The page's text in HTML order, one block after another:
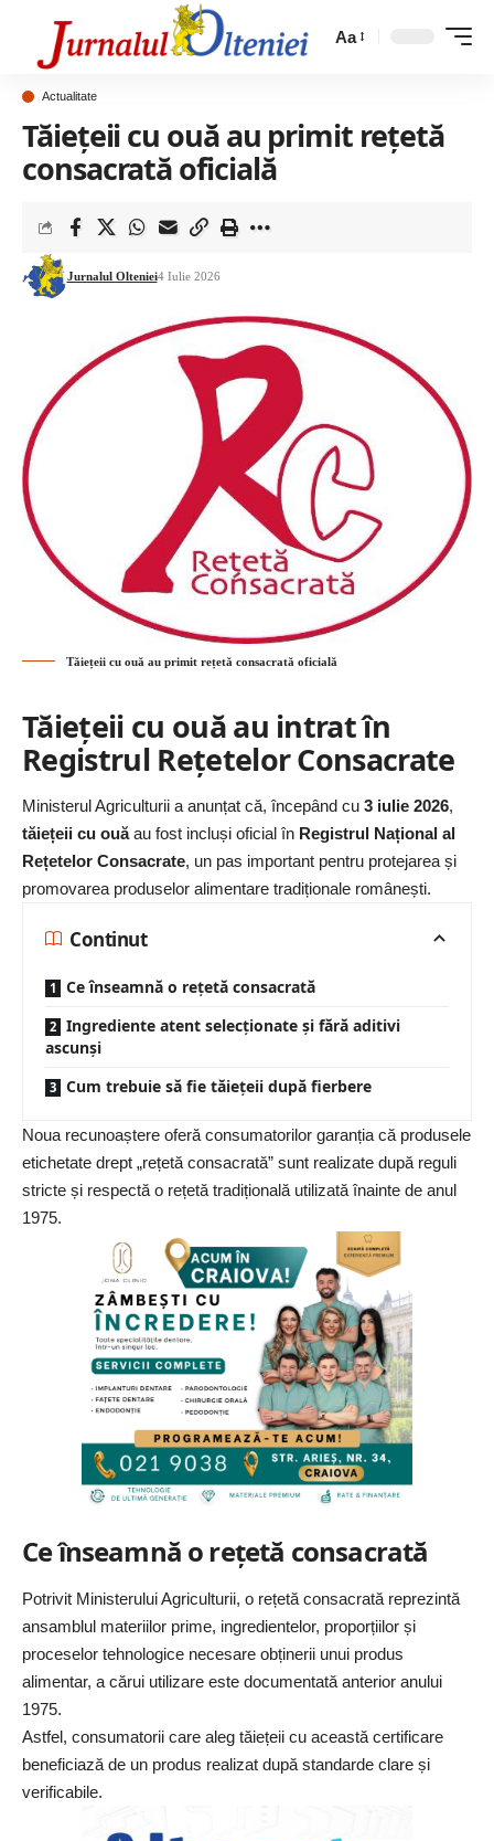
Aa
Actualitate
Tăiețeii cu ouă au primit rețetă
consacrată oficială
Jurnalul Olteniei4 Iulie 2026
Tăiețeii cu ouă au primit rețetă consacrată oficială
Tăiețeii cu ouă au intrat în
Registrul Rețetelor Consacrate
Ministerul Agriculturii a anunțat că, începând cu 3 iulie 2026,
tăiețeii cu ouăau fost incluși oficial în Registrul Național al
Rețetelor Consacrate, un pas important pentru protejarea și
promovarea produselor alimentare tradiționale românești.
Continut
Ce înseamnă o rețetă consacrată
Ingrediente atent selecționate și fără aditivi
ascunși
Cum trebuie să fie tăiețeii după fierbere
Noua recunoaștere oferă consumatorilor garanția că produsele
etichetate drept „rețetă consacrată” sunt realizate după reguli
stricte și respectă o rețetă tradițională utilizată înainte de anul
1975.
Ce înseamnă o rețetă consacrată
Potrivit Ministerului Agriculturii, o rețetă consacrată reprezintă
ansamblul materiilor prime, ingredientelor, proporțiilor și
proceselor tehnologice necesare obținerii unui produs
alimentar, a cărui utilizare este documentată anterior anului
1975.
Astfel, consumatorii care aleg tăiețeii cu această certificare
beneficiază de un produs realizat după standarde clare și
verificabile.